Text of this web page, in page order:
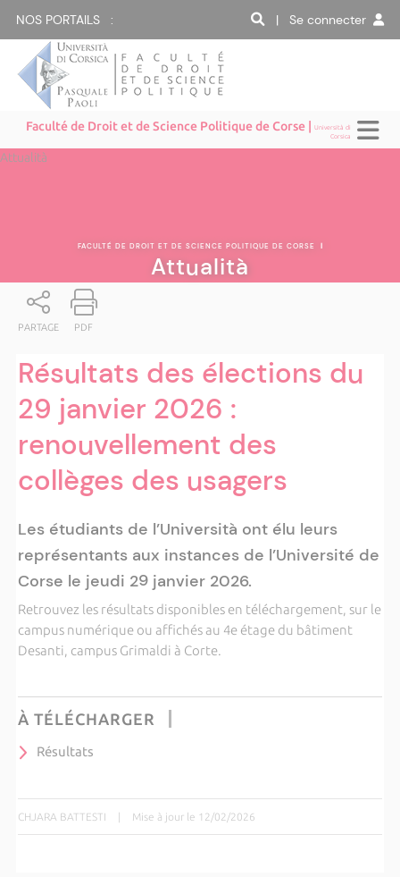
NOS PORTAILS : | Se connecter
Faculté de Droit et de Science Politique de Corse |Università di
Corsica
Attualità
FACULTÉ DE DROIT ET DE SCIENCE POLITIQUE DE CORSE |
Attualità
PARTAGE PDF
Résultats des élections du
29 janvier 2026 :
renouvellement des
collèges des usagers
Les étudiants de l’Università ont élu leurs
représentants aux instances de l’Université de
Corse le jeudi 29 janvier 2026.
Retrouvez les résultats disponibles en téléchargement, sur le
campus numérique ou affichés au 4e étage du bâtiment
Desanti, campus Grimaldi à Corte.
À TÉLÉCHARGER
Résultats
CHJARA BATTESTI | Mise à jour le 12/02/2026